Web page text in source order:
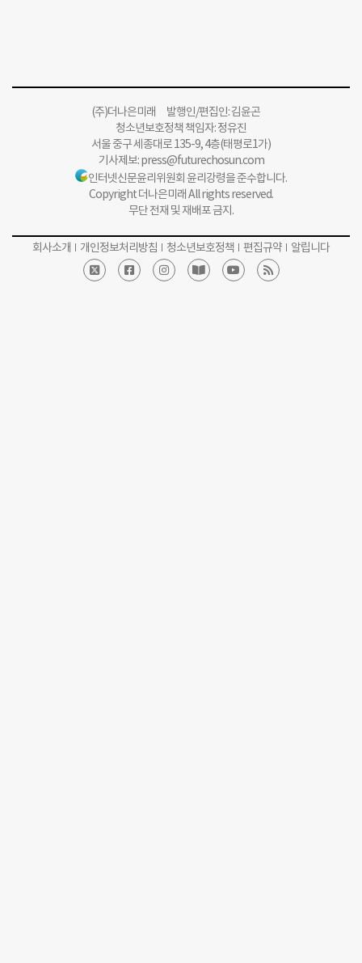
(주)더나은미래 발행인/편집인: 김윤곤
청소년보호정책 책임자: 정유진
서울 중구 세종대로 135-9, 4층(태평로1가)
기사제보:press@futurechosun.com
인터넷신문윤리위원회 윤리강령을 준수합니다.
Copyright 더나은미래 All rights reserved.
무단 전재 및 재배포 금지.
회사소개 개인정보처리방침 청소년보호정책 편집규약 알립니다